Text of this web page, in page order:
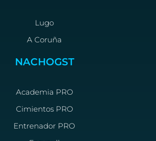
Lugo
A Coruña
NACHOGST
Academia PRO
Cimientos PRO
Entrenador PRO